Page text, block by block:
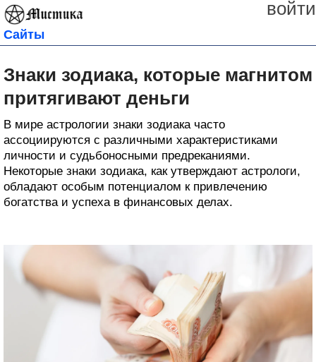
войти
Сайты
Знаки зодиака, которые магнитом
притягивают деньги
В мире астрологии знаки зодиака часто
ассоциируются с различными характеристиками
личности и судьбоносными предреканиями.
Некоторые знаки зодиака, как утверждают астрологи,
обладают особым потенциалом к привлечению
богатства и успеха в финансовых делах.